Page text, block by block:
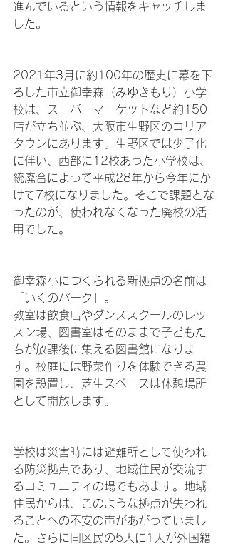
進んでいるという情報をキャッチしま
した。
2021年3月に約100年の歴史に幕を下
ろした市立御幸森（みゆきもり）小学
校は、スーパーマーケットなど約150
店が立ち並ぶ、大阪市生野区のコリア
タウンにあります。生野区では少子化
に伴い、西部に12校あった小学校は、
統廃合によって平成28年から今年にか
けて7校になりました。そこで課題とな
ったのが、使われなくなった廃校の活
用でした。
御幸森小につくられる新拠点の名前は
「いくのパーク」。
教室は飲食店やダンススクールのレッ
スン場、図書室はそのままで子どもた
ちが放課後に集える図書館になりま
す。校庭には野菜作りを体験できる農
園を設置し、芝生スペースは休憩場所
として開放します。
学校は災害時には避難所として使われ
る防災拠点であり、地域住民が交流す
るコミュニティの場でもあます。地域
住民からは、このような拠点が失われ
ることへの不安の声があがっていまし
た。さらに同区民の5人に1人が外国籍